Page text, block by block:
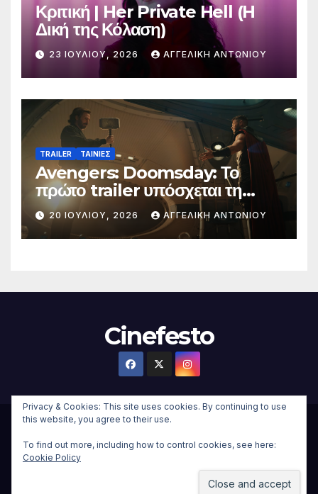
Κριτική | Her Private Hell (H
Δική της Κόλαση)
23 ΙΟΥΛΊΟΥ, 2026 ΑΓΓΕΛΙΚΉ ΑΝΤΩΝΊΟΥ
TRAILER ΤΑΙΝΙΕΣ
Avengers: Doomsday: Το
πρώτο trailer υπόσχεται τη
μεγαλύτερη μάχη στην ιστορία
της Marvel
20 ΙΟΥΛΊΟΥ, 2026 ΑΓΓΕΛΙΚΉ ΑΝΤΩΝΊΟΥ
Cinefesto
WordPress|Θέμα:Newsup ChildαπόThemeansar.
Επικοινωνια
Privacy & Cookies: This site uses cookies. By continuing to use
this website, you agree to their use.
To find out more, including how to control cookies, see here:
Cookie Policy